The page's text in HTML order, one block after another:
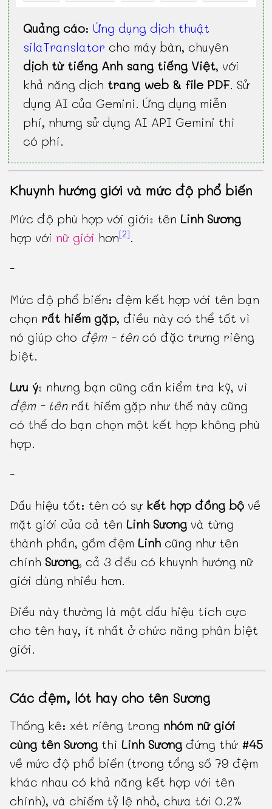
Quảng cáo:Ứng dụng dịch thuật
silaTranslator cho máy bàn, chuyên
dịch từ tiếng Anh sang tiếng Việt, với
khả năng dịch trang web & file PDF. Sử
dụng AI của Gemini. Ứng dụng miễn
phí, nhưng sử dụng AI API Gemini thì
có phí.
Khuynh hướng giới và mức độ phổ biến
Mức độ phù hợp với giới: tênLinh Sương
hợp với nữ giới hơn[2].
-
Mức độ phổ biến: đệm kết hợp với tên bạn
chọn rất hiếm gặp, điều này có thể tốt vì
nó giúp cho đệm - têncó đặc trưng riêng
biệt.
Lưu ý: nhưng bạn cũng cần kiểm tra kỹ, vì
đệm - tênrất hiếm gặp như thế này cũng
có thể do bạn chọn một kết hợp không phù
hợp.
-
Dấu hiệu tốt: tên có sự kết hợp đồng bộ về
mặt giới của cả tênLinh Sương và từng
thành phần, gồm đệmLinh cũng như tên
chính Sương, cả 3 đều có khuynh hướng nữ
giới dùng nhiều hơn.
Điều này thường là một dấu hiệu tích cực
cho tên hay, ít nhất ở chức năng phân biệt
giới.
Các đệm, lót hay cho tên Sương
Thống kê: xét riêng trong nhóm nữ giới
cùng tên Sương thìLinh Sương đứng thứ #45
về mức độ phổ biến (trong tổng số 79 đệm
khác nhau có khả năng kết hợp với tên
chính), và chiếm tỷ lệ nhỏ, chưa tới 0.2%